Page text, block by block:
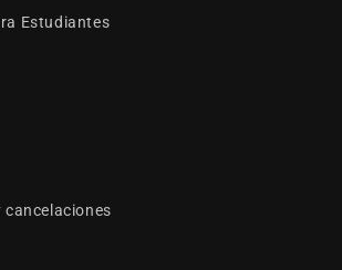
Estudiantes
cancelaciones